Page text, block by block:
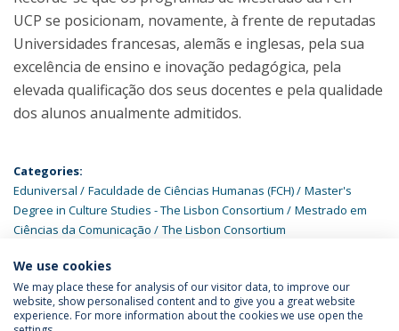
UCP se posicionam, novamente, à frente de reputadas
Universidades francesas, alemãs e inglesas, pela sua
excelência de ensino e inovação pedagógica, pela
elevada qualificação dos seus docentes e pela qualidade
dos alunos anualmente admitidos.
Categories:
Eduniversal
Faculdade de Ciências Humanas (FCH)
Master's
Degree in Culture Studies - The Lisbon Consortium
Mestrado em
Ciências da Comunicação
The Lisbon Consortium
Política de Privacidade
Termos & Condições
We use cookies
We may place these for analysis of our visitor data, to improve our
website, show personalised content and to give you a great website
experience. For more information about the cookies we use open the